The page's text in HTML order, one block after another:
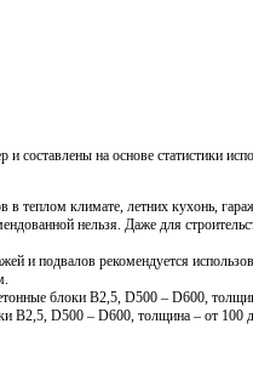
составлены на основе статистики
в теплом климате, летних кухонь,
нельзя. Даже для
и подвалов рекомендуется
блоки В2,5, D500 – D600,
В2,5, D500 – D600, толщина – от 100